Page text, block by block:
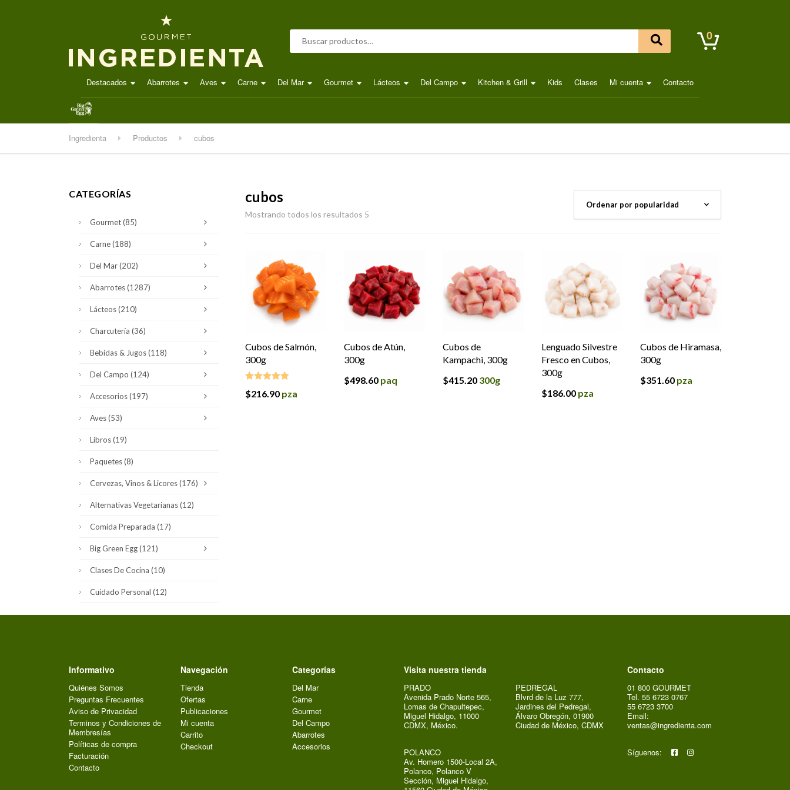
Buscar por: 0
Destacados Abarrotes Aves Carne Del Mar Gourmet Lácteos Del Campo Kitchen & Grill Kids Clases Mi cuenta Contacto
.
Ingredienta Productos cubos
cubos
Mostrando todos los resultados 5
Cubos de Salmón,
300g
Valorado en
$216.90 pza
Cubos de Atún,
300g
$498.60 paq
Cubos de
Kampachi, 300g
$415.20 300g
Lenguado Silvestre
Fresco en Cubos,
300g
$186.00 pza
Cubos de Hiramasa,
300g
$351.60 pza
CATEGORÍAS
Gourmet(85)
Carne(188)
Del Mar(202)
Abarrotes(1287)
Lácteos(210)
Charcutería (36)
Bebidas & Jugos(118)
Del Campo (124)
Accesorios(197)
Aves(53)
Libros(19)
Paquetes(8)
Cervezas, Vinos & Licores(176)
Alternativas Vegetarianas(12)
Comida Preparada (17)
Big Green Egg(121)
Clases De Cocina (10)
Cuidado Personal (12)
Informativo
Quiénes Somos
Preguntas Frecuentes
Aviso de Privacidad
Terminos y Condiciones de
Membresías
Políticas de compra
Facturación
Contacto
Navegación
Tienda
Ofertas
Publicaciones
Mi cuenta
Carrito
Checkout
Categorías
Del Mar
Carne
Gourmet
Del Campo
Abarrotes
Accesorios
Visita nuestra tienda
PRADO
Avenida Prado Norte 565,
Lomas de Chapultepec,
Miguel Hidalgo, 11000
CDMX, México.
POLANCO
Av. Homero 1500-Local 2A,
Polanco, Polanco V
Sección, Miguel Hidalgo,
PEDREGAL
Blvrd de la Luz 777,
Jardines del Pedregal,
Álvaro Obregón, 01900
Ciudad de México, CDMX
Contacto
01 800 GOURMET
Tel. 55 6723 0767
55 6723 3700
Email:
ventas@ingredienta.com
Síguenos: